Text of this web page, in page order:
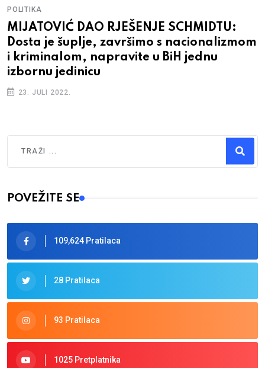
POLITIKA
MIJATOVIĆ DAO RJEŠENJE SCHMIDTU:
Dosta je šuplje, završimo s nacionalizmom
i kriminalom, napravite u BiH jednu
izbornu jedinicu
23. JULI 2022.
Type 2 or more characters for results.
POVEŽITE SE
109,624 Pratilaca
28 Pratilaca
93 Pratilaca
1025 Pretplatnika